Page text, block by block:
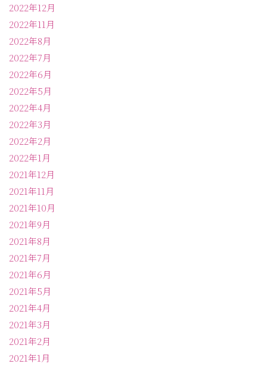
2022年12月
2022年11月
2022年8月
2022年7月
2022年6月
2022年5月
2022年4月
2022年3月
2022年2月
2022年1月
2021年12月
2021年11月
2021年10月
2021年9月
2021年8月
2021年7月
2021年6月
2021年5月
2021年4月
2021年3月
2021年2月
2021年1月